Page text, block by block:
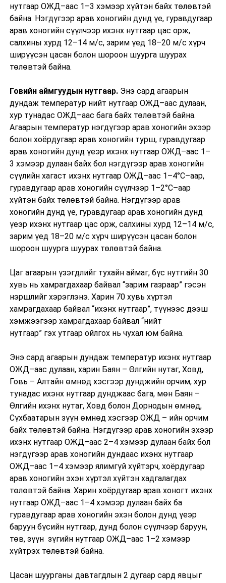
нутгаар ОЖД–аас 1–3 хэмээр хүйтэн байх төлөвтэй
байна. Нэгдүгээр арав хоногийн дунд үе, гуравдугаар
арав хоногийн сүүлчээр ихэнх нутгаар цас орж,
салхины хурд 12–14 м/с, зарим үед 18–20 м/с хүрч
ширүүсэн цасан болон шороон шуурга шуурах
төлөвтэй байна.
Говийн аймгуудын нутгаар.Энэ сард агаарын
дундаж температур нийт нутгаар ОЖД–аас дулаан,
хур тунадас ОЖД–аас бага байх төлөвтэй байна.
Агаарын температур нэгдүгээр арав хоногийн эхээр
болон хоёрдугаар арав хоногийн турш, гуравдугаар
арав хоногийн дунд үеэр ихэнх нутгаар ОЖД–аас 1–
3 хэмээр дулаан байх бол нэгдүгээр арав хоногийн
сүүлийн хагаст ихэнх нутгаар ОЖД–аас 1–4°С–аар,
гуравдугаар арав хоногийн сүүлчээр 1–2°С–аар
хүйтэн байх төлөвтэй байна. Нэгдүгээр арав
хоногийн дунд үе, гуравдугаар арав хоногийн дунд
үеэр ихэнх нутгаар цас орж, салхины хурд 12–14 м/с,
зарим үед 18–20 м/с хүрч ширүүсэн цасан болон
шороон шуурга шуурах төлөвтэй байна.
Цаг агаарын үзэгдлийг тухайн аймаг, бүс нутгийн 30
хувь нь хамрагдахаар байвал “зарим газраар” гэсэн
нэршлийг хэрэглэнэ. Харин 70 хувь хүртэл
хамрагдахаар байвал “ихэнх нутгаар”, түүнээс дээш
хэмжээгээр хамрагдахаар байвал “нийт
нутгаар” гэх утгаар ойлгох нь чухал юм байна.
Энэ сард агаарын дундаж температур ихэнх нутгаар
ОЖД–аас дулаан, харин Баян – Өлгийн нутаг, Ховд,
Говь – Алтайн өмнөд хэсгээр дунджийн орчим, хур
тунадас ихэнх нутгаар дунджаас бага, мөн Баян –
Өлгийн ихэнх нутаг, Ховд болон Дорнодын өмнөд,
Сүхбаатарын зүүн өмнөд хэсгээр ОЖД – ийн орчим
байх төлөвтэй байна. Нэгдүгээр арав хоногийн эхээр
ихэнх нутгаар ОЖД–аас 2–4 хэмээр дулаан байх бол
нэгдүгээр арав хоногийн дундаас ихэнх нутгаар
ОЖД–аас 1–4 хэмээр ялимгүй хүйтэрч, хоёрдугаар
арав хоногийн эхэн хүртэл хүйтэн хадгалагдах
төлөвтэй байна. Харин хоёрдугаар арав хоногт ихэнх
нутгаар ОЖД–аас 1–4 хэмээр дулаан байх ба
гуравдугаар арав хоногийн эхэн болон дунд үеэр
баруун бүсийн нутгаар, дунд болон сүүлчээр баруун,
төв, зүүн зүгийн нутгаар ОЖД–аас 1–2 хэмээр
хүйтрэх төлөвтэй байна.
Цасан шуурганы давтагдлын 2 дугаар сард явцыг